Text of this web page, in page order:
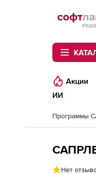
Softline
Акции
ИИ
Программы
Нет